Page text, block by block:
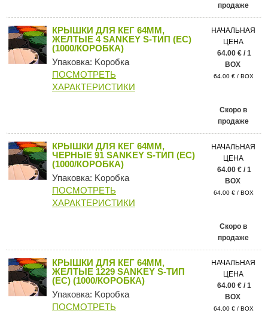
продаже
КРЫШКИ ДЛЯ КЕГ 64ММ,
ЖЕЛТЫЕ 4 SANKEY S-ТИП (ЕС)
(1000/КОРОБКА)
Упаковка: Kоробка
ПОСМОТРЕТЬ
ХАРАКТЕРИСТИКИ
НАЧАЛЬНАЯ
ЦЕНА
64.00 € / 1
BOX
64.00 € / BOX
Скоро в
продаже
КРЫШКИ ДЛЯ КЕГ 64ММ,
ЧЕРНЫЕ 91 SANKEY S-ТИП (ЕС)
(1000/КОРОБКА)
Упаковка: Kоробка
ПОСМОТРЕТЬ
ХАРАКТЕРИСТИКИ
НАЧАЛЬНАЯ
ЦЕНА
64.00 € / 1
BOX
64.00 € / BOX
Скоро в
продаже
КРЫШКИ ДЛЯ КЕГ 64ММ,
ЖЕЛТЫЕ 1229 SANKEY S-ТИП
(ЕС) (1000/КОРОБКА)
Упаковка: Kоробка
ПОСМОТРЕТЬ
НАЧАЛЬНАЯ
ЦЕНА
64.00 € / 1
BOX
64.00 € / BOX